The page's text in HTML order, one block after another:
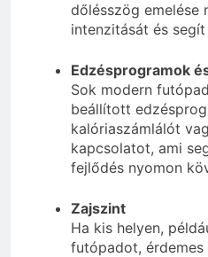
dőlésszög emelése
intenzitását és
Edzésprogramok
Sok modern
beállított
kalóriaszámlálót
kapcsolatot, ami
fejlődés nyomon
Zajszint
Ha kis helyen,
futópadot,